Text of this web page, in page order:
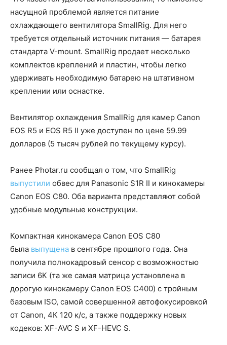
насущной проблемой является питание
охлаждающего вентилятора SmallRig. Для него
требуется отдельный источник питания — батарея
стандарта V-mount. SmallRig продает несколько
комплектов креплений и пластин, чтобы легко
удерживать необходимую батарею на штативном
креплении или оснастке.
Вентилятор охлаждения SmallRig для камер Canon
EOS R5 и EOS R5 II уже доступен по цене 59.99
долларов (5 тысяч рублей по текущему курсу).
Ранее Photar.ru сообщал о том, что SmallRig
выпустили обвес для Panasonic S1R II и кинокамеры
Canon EOS C80. Оба варианта представляют собой
удобные модульные конструкции.
Компактная кинокамера Canon EOS C80
была выпущена в сентябре прошлого года. Она
получила полнокадровый сенсор с возможностью
записи 6К (та же самая матрица установлена в
дорогую кинокамеру Canon EOS C400) c тройным
базовым ISO, самой совершенной автофокусировкой
от Canon, 4К 120 к/с, а также поддержку новых
кодеков: XF-AVC S и XF-HEVC S.